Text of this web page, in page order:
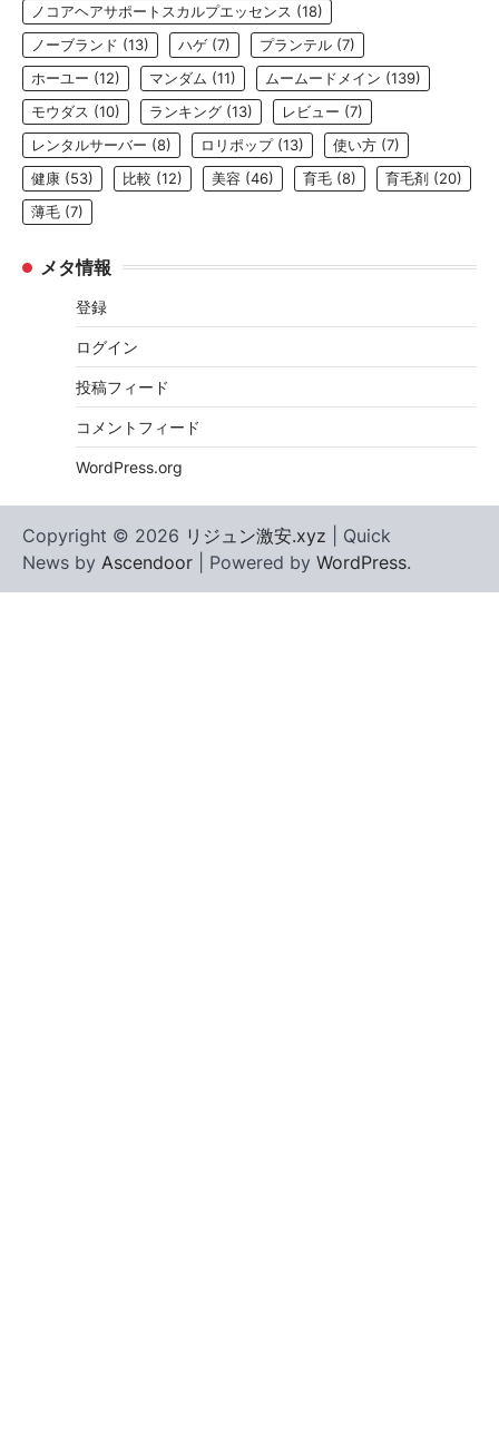
ノコアヘアサポートスカルプエッセンス (18)
ノーブランド (13) ハゲ (7) プランテル (7)
ホーユー (12) マンダム (11) ムームードメイン (139)
モウダス (10) ランキング (13) レビュー (7)
レンタルサーバー (8) ロリポップ(13) 使い方 (7)
健康 (53) 比較 (12) 美容 (46) 育毛 (8) 育毛剤 (20)
薄毛 (7)
メタ情報
登録
ログイン
投稿フィード
コメントフィード
WordPress.org
Copyright © 2026 リジュン激安.xyz | Quick
News by Ascendoor | Powered by WordPress.